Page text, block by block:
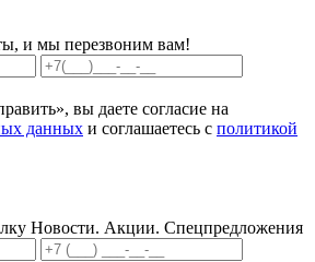
и мы перезвоним вам!
вы даете согласие на
данных и соглашаетесь с политикой
Новости. Акции. Спецпредложения